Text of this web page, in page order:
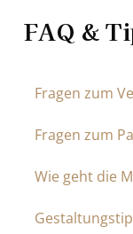
FAQ &
Fragen zum
Fragen zum
Wie geht die